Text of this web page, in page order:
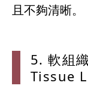
且不夠清晰。
5. 軟組
Tissue